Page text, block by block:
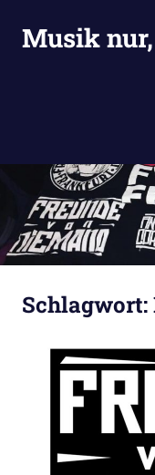
InhaltMusik
Schlagwort: